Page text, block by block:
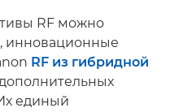
RF можно
инновационные
RF из гибридной
единый